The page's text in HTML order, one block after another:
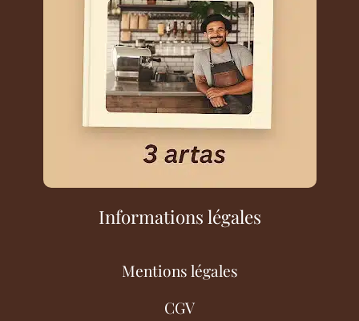
Informations légales
Mentions légales
CGV